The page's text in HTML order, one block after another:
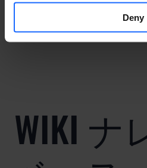
Deny
事例
WIKI ナ